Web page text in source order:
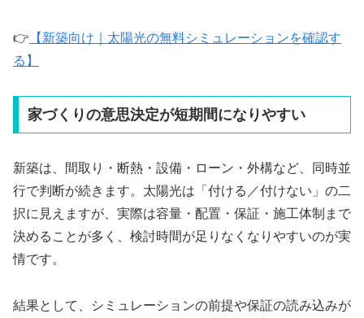
👉 【新築向け｜太陽光の無料シミュレーションを確認す
る】
家づくりの意思決定が短期間になりやすい
新築は、間取り・断熱・設備・ローン・外構など、同時並
行で判断が続きます。太陽光は「付ける／付けない」の二
択に見えますが、実際は容量・配置・保証・施工体制まで
決めることが多く、検討時間が足りなくなりやすいのが実
情です。
結果として、シミュレーションの前提や保証の読み込みが